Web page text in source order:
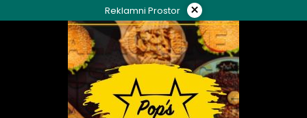
to
Reklamni Prostor ×